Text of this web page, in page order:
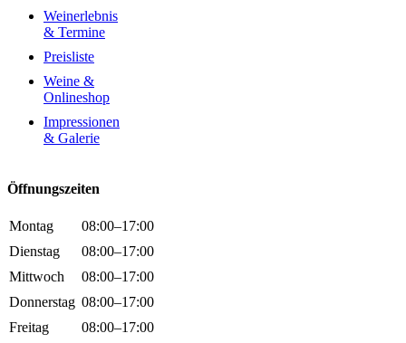
Weinerlebnis
& Termine
Preisliste
Weine &
Onlineshop
Impressionen
& Galerie
Öffnungszeiten
Montag
08:00–17:00
Dienstag
08:00–17:00
Mittwoch
08:00–17:00
Donnerstag 08:00–17:00
Freitag
08:00–17:00